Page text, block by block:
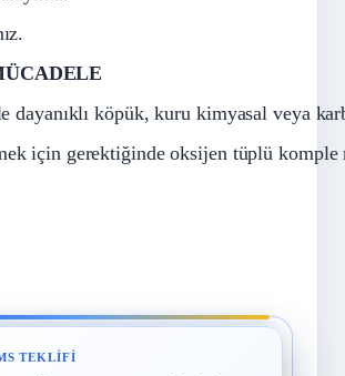
dayanıklı köpük, kuru kimyasal veya
için gerektiğinde oksijen tüplü komple
TEKLIFI